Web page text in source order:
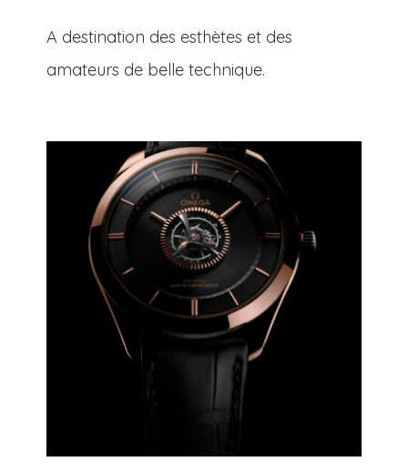
A destination des esthètes et des
amateurs de belle technique.